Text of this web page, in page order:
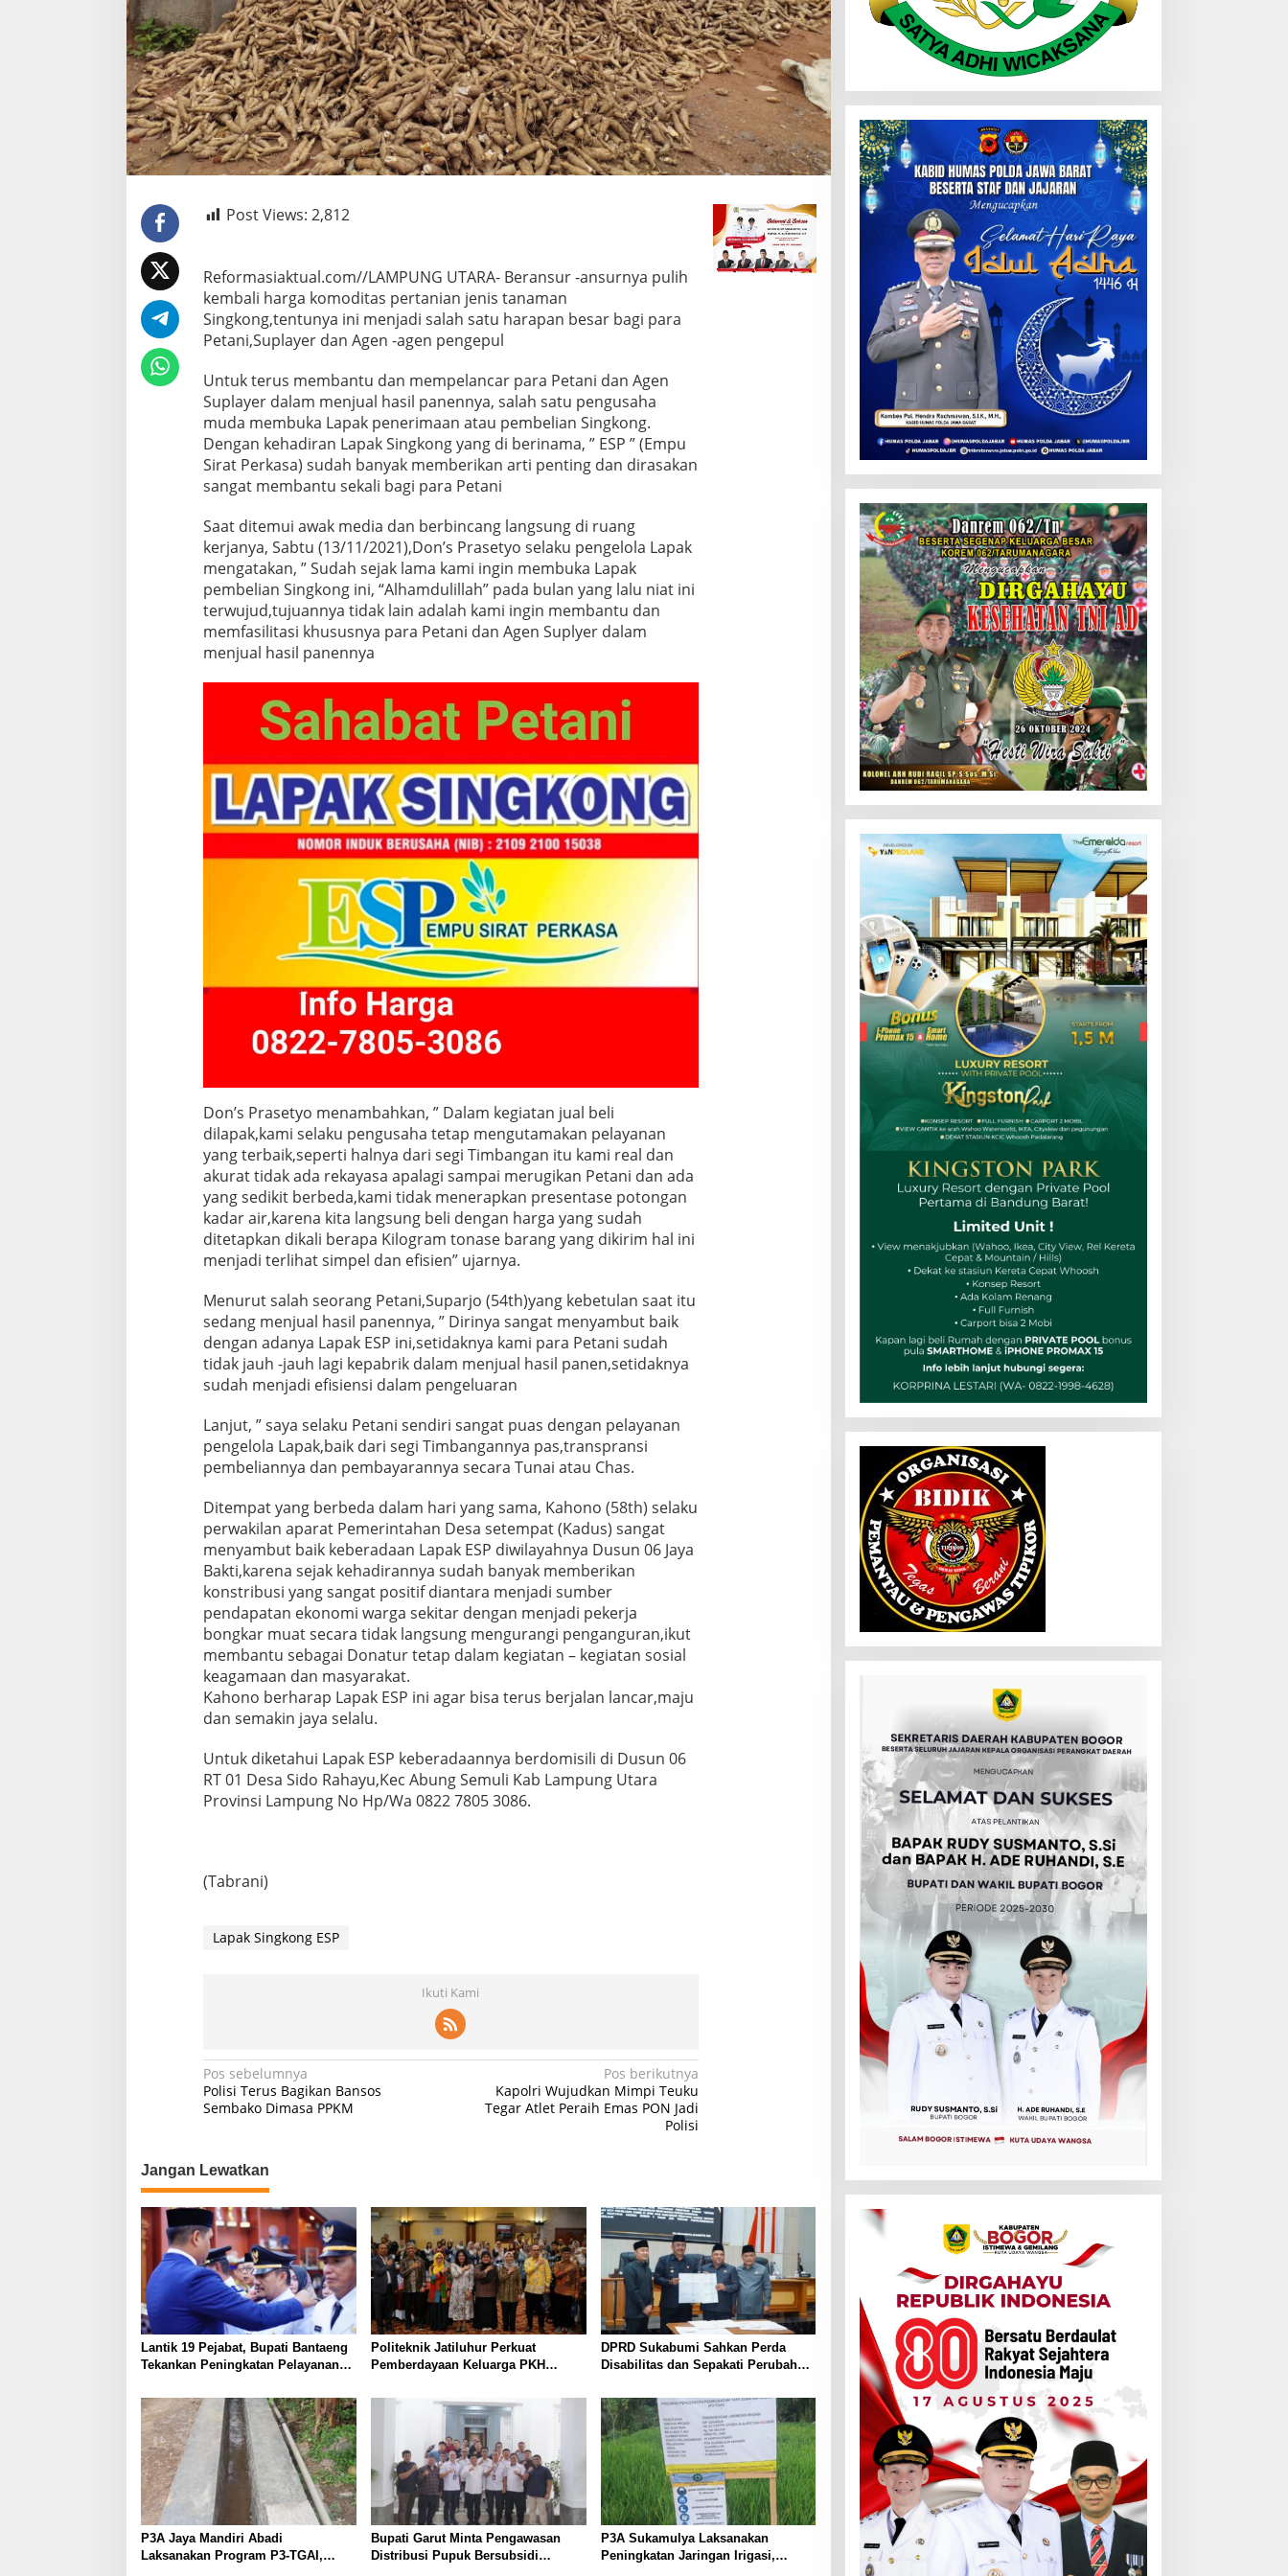
Post Views: 2,812
Reformasiaktual.com//LAMPUNG UTARA- Beransur -ansurnya pulih
kembali harga komoditas pertanian jenis tanaman
Singkong,tentunya ini menjadi salah satu harapan besar bagi para
Petani,Suplayer dan Agen -agen pengepul
Untuk terus membantu dan mempelancar para Petani dan Agen
Suplayer dalam menjual hasil panennya, salah satu pengusaha
muda membuka Lapak penerimaan atau pembelian Singkong.
Dengan kehadiran Lapak Singkong yang di berinama, ” ESP ” (Empu
Sirat Perkasa) sudah banyak memberikan arti penting dan dirasakan
sangat membantu sekali bagi para Petani
Saat ditemui awak media dan berbincang langsung di ruang
kerjanya, Sabtu (13/11/2021),Don’s Prasetyo selaku pengelola Lapak
mengatakan, ” Sudah sejak lama kami ingin membuka Lapak
pembelian Singkong ini, “Alhamdulillah” pada bulan yang lalu niat ini
terwujud,tujuannya tidak lain adalah kami ingin membantu dan
memfasilitasi khususnya para Petani dan Agen Suplyer dalam
menjual hasil panennya
Don’s Prasetyo menambahkan, ” Dalam kegiatan jual beli
dilapak,kami selaku pengusaha tetap mengutamakan pelayanan
yang terbaik,seperti halnya dari segi Timbangan itu kami real dan
akurat tidak ada rekayasa apalagi sampai merugikan Petani dan ada
yang sedikit berbeda,kami tidak menerapkan presentase potongan
kadar air,karena kita langsung beli dengan harga yang sudah
ditetapkan dikali berapa Kilogram tonase barang yang dikirim hal ini
menjadi terlihat simpel dan efisien” ujarnya.
Menurut salah seorang Petani,Suparjo (54th)yang kebetulan saat itu
sedang menjual hasil panennya, ” Dirinya sangat menyambut baik
dengan adanya Lapak ESP ini,setidaknya kami para Petani sudah
tidak jauh -jauh lagi kepabrik dalam menjual hasil panen,setidaknya
sudah menjadi efisiensi dalam pengeluaran
Lanjut, ” saya selaku Petani sendiri sangat puas dengan pelayanan
pengelola Lapak,baik dari segi Timbangannya pas,transpransi
pembeliannya dan pembayarannya secara Tunai atau Chas.
Ditempat yang berbeda dalam hari yang sama, Kahono (58th) selaku
perwakilan aparat Pemerintahan Desa setempat (Kadus) sangat
menyambut baik keberadaan Lapak ESP diwilayahnya Dusun 06 Jaya
Bakti,karena sejak kehadirannya sudah banyak memberikan
konstribusi yang sangat positif diantara menjadi sumber
pendapatan ekonomi warga sekitar dengan menjadi pekerja
bongkar muat secara tidak langsung mengurangi penganguran,ikut
membantu sebagai Donatur tetap dalam kegiatan – kegiatan sosial
keagamaan dan masyarakat.
Kahono berharap Lapak ESP ini agar bisa terus berjalan lancar,maju
dan semakin jaya selalu.
Untuk diketahui Lapak ESP keberadaannya berdomisili di Dusun 06
RT 01 Desa Sido Rahayu,Kec Abung Semuli Kab Lampung Utara
Provinsi Lampung No Hp/Wa 0822 7805 3086.
(Tabrani)
Lapak Singkong ESP
Ikuti Kami
Navigasi
pos
Pos sebelumnya
Polisi Terus Bagikan Bansos
Sembako Dimasa PPKM
Pos berikutnya
Kapolri Wujudkan Mimpi Teuku
Tegar Atlet Peraih Emas PON Jadi
Polisi
Jangan Lewatkan
Lantik 19 Pejabat, Bupati Bantaeng
Tekankan Peningkatan Pelayanan
Politeknik Jatiluhur Perkuat
Pemberdayaan Keluarga PKH
DPRD Sukabumi Sahkan Perda
Disabilitas dan Sepakati Perubahan
P3A Jaya Mandiri Abadi
Laksanakan Program P3-TGAI,
Bupati Garut Minta Pengawasan
Distribusi Pupuk Bersubsidi
P3A Sukamulya Laksanakan
Peningkatan Jaringan Irigasi,